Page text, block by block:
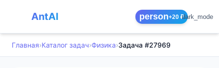
AntAI person+20 ₽dark_mode
Главная›Каталог задач›Физика›Задача #27969